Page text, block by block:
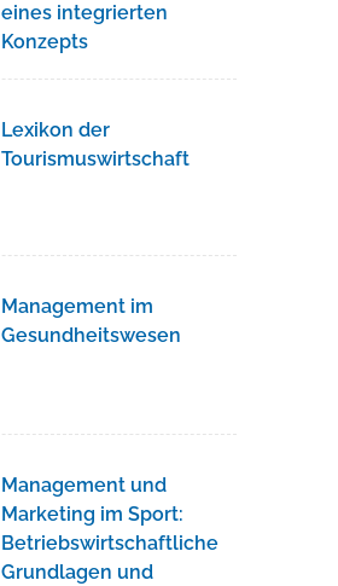
eines integrierten
Konzepts
Lexikon der
Tourismuswirtschaft
Management im
Gesundheitswesen
Management und
Marketing im Sport:
Betriebswirtschaftliche
Grundlagen und